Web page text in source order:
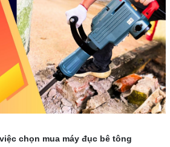
chọn mua máy đục bê tông